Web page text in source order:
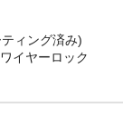
ィング済み)
イヤーロック